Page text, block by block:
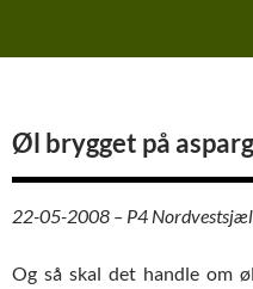
Øl brygget på
22-05-2008 – P4
Og så skal det handle om